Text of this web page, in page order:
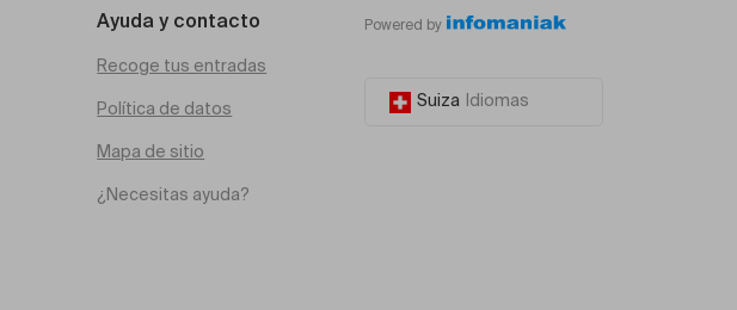
Ayuda y contacto
Recoge tus entradas
Política de datos
Mapa de sitio
¿Necesitas ayuda?
Powered by
Suiza Idiomas